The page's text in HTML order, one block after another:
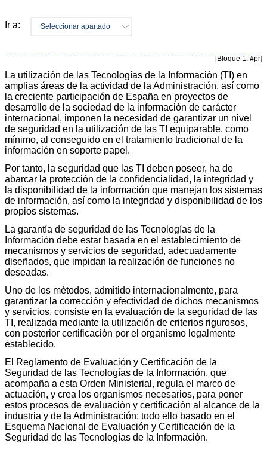
Ir a: Seleccionar apartado
[Bloque 1: #pr]
La utilización de las Tecnologías de la Información (TI) en
amplias áreas de la actividad de la Administración, así como
la creciente participación de España en proyectos de
desarrollo de la sociedad de la información de carácter
internacional, imponen la necesidad de garantizar un nivel
de seguridad en la utilización de las TI equiparable, como
mínimo, al conseguido en el tratamiento tradicional de la
información en soporte papel.
Por tanto, la seguridad que las TI deben poseer, ha de
abarcar la protección de la confidencialidad, la integridad y
la disponibilidad de la información que manejan los sistemas
de información, así como la integridad y disponibilidad de los
propios sistemas.
La garantía de seguridad de las Tecnologías de la
Información debe estar basada en el establecimiento de
mecanismos y servicios de seguridad, adecuadamente
diseñados, que impidan la realización de funciones no
deseadas.
Uno de los métodos, admitido internacionalmente, para
garantizar la corrección y efectividad de dichos mecanismos
y servicios, consiste en la evaluación de la seguridad de las
TI, realizada mediante la utilización de criterios rigurosos,
con posterior certificación por el organismo legalmente
establecido.
El Reglamento de Evaluación y Certificación de la
Seguridad de las Tecnologías de la Información, que
acompaña a esta Orden Ministerial, regula el marco de
actuación, y crea los organismos necesarios, para poner
estos procesos de evaluación y certificación al alcance de la
industria y de la Administración; todo ello basado en el
Esquema Nacional de Evaluación y Certificación de la
Seguridad de las Tecnologías de la Información.